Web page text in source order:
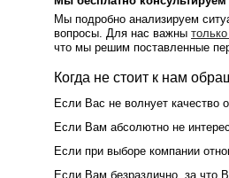
Мы подробно анализируем
вопросы. Для нас важны
что мы решим поставленные
Когда не стоит к нам
Если Вас не волнует качество
Если Вам абсолютно не
Если при выборе компании
Если Вам безразлично, за что